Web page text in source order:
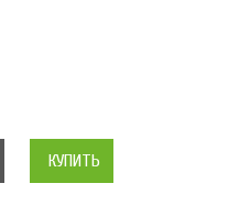
КУПИТЬ